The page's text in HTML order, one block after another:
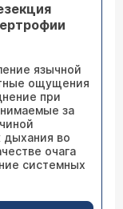
язычной
ощущения
при
за
дыхания во
очага
системных